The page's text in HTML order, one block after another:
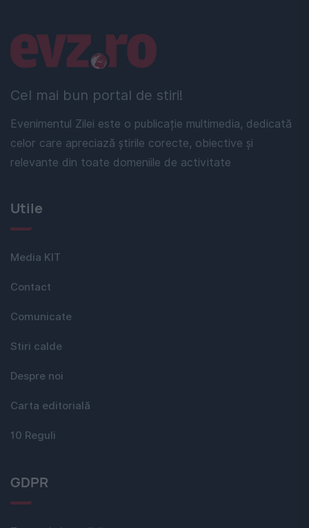
Cel mai bun portal de stiri!
Evenimentul Zilei este o publicație multimedia, dedicată
celor care apreciază știrile corecte, obiective și
relevante din toate domeniile de activitate
Linkuri utile
Utile
Media KIT
Contact
Comunicate
Stiri calde
Despre noi
Carta editorială
10 Reguli
GDPR